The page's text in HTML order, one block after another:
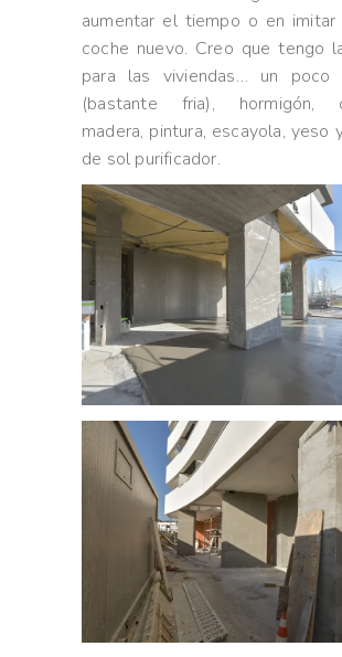
aumentar el tiempo o en
coche nuevo. Creo que tengo
para las viviendas… un poco
(bastante fria), hormigón,
madera, pintura, escayola, yeso
de sol purificador.